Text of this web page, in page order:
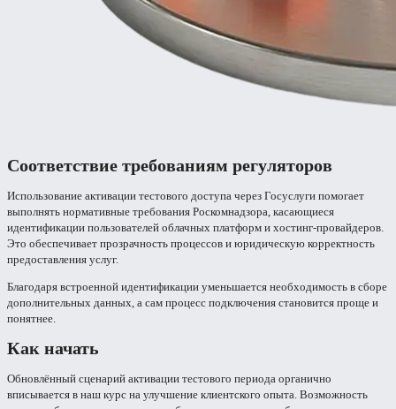
Соответствие требованиям регуляторов
Использование активации тестового доступа через Госуслуги помогает
выполнять нормативные требования Роскомнадзора, касающиеся
идентификации пользователей облачных платформ и хостинг-провайдеров.
Это обеспечивает прозрачность процессов и юридическую корректность
предоставления услуг.
Благодаря встроенной идентификации уменьшается необходимость в сборе
дополнительных данных, а сам процесс подключения становится проще и
понятнее.
Как начать
Обновлённый сценарий активации тестового периода органично
вписывается в наш курс на улучшение клиентского опыта. Возможность